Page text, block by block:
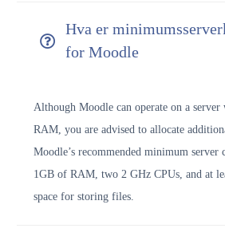
Hva er
for Moodle
Although Moodle can operate on a
RAM, you are advised to allocate
Moodle’s recommended minimum
1GB of RAM, two 2 GHz CPUs, and at
space for storing files.